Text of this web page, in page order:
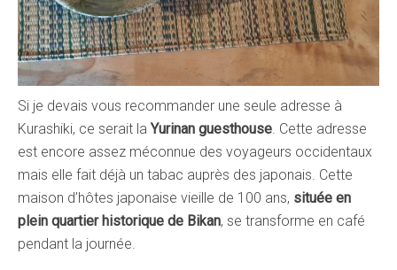
Si je devais vous recommander une seule adresse à
Kurashiki, ce serait laYurinan guesthouse. Cette adresse
est encore assez méconnue des voyageurs occidentaux
mais elle fait déjà un tabac auprès des japonais. Cette
maison d’hôtes japonaise vieille de 100 ans, située en
plein quartier historique de Bikan, se transforme en café
pendant la journée.